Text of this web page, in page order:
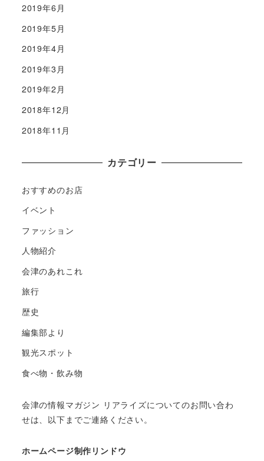
2019年6月
2019年5月
2019年4月
2019年3月
2019年2月
2018年12月
2018年11月
カテゴリー
おすすめのお店
イベント
ファッション
人物紹介
会津のあれこれ
旅行
歴史
編集部より
観光スポット
食べ物・飲み物
会津の情報マガジン リアライズについてのお問い合わ
せは、以下までご連絡ください。
ホームページ制作リンドウ